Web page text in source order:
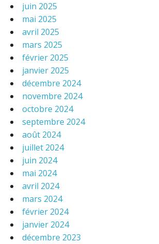
juin 2025
mai 2025
avril 2025
mars 2025
février 2025
janvier 2025
décembre 2024
novembre 2024
octobre 2024
septembre 2024
août 2024
juillet 2024
juin 2024
mai 2024
avril 2024
mars 2024
février 2024
janvier 2024
décembre 2023